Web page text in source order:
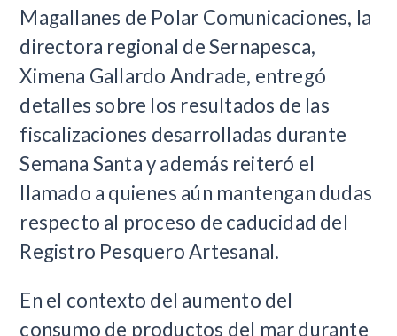
Magallanes de Polar Comunicaciones, la
directora regional de Sernapesca,
Ximena Gallardo Andrade, entregó
detalles sobre los resultados de las
fiscalizaciones desarrolladas durante
Semana Santa y además reiteró el
llamado a quienes aún mantengan dudas
respecto al proceso de caducidad del
Registro Pesquero Artesanal.
En el contexto del aumento del
consumo de productos del mar durante